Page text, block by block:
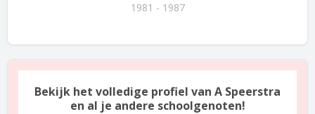
1981 - 1987
Bekijk het volledige profiel van A Speerstra
en al je andere schoolgenoten!